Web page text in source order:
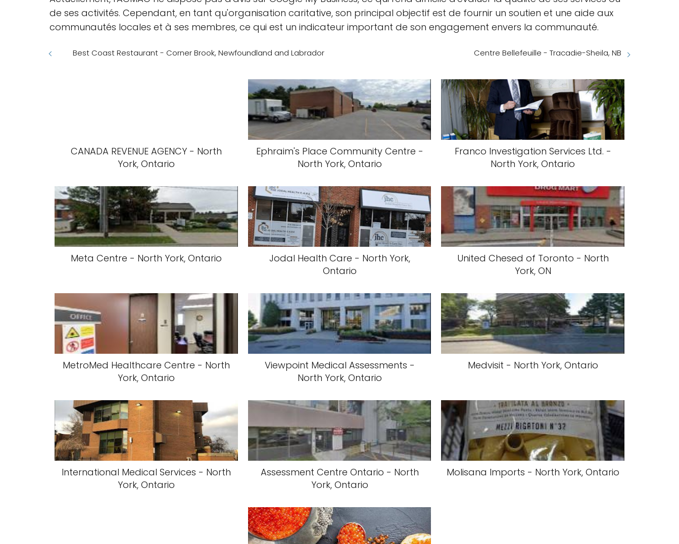
de ses activités. Cependant, en tant qu'organisation caritative, son principal objectif est de fournir un soutien et une aide aux
communautés locales et à ses membres, ce qui est un indicateur important de son engagement envers la communauté.
Best Coast Restaurant - Corner Brook, Newfoundland and Labrador Centre Bellefeuille - Tracadie-Sheila, NB
CANADA REVENUE AGENCY - North
York, Ontario
Ephraim's Place Community Centre -
North York, Ontario
Franco Investigation Services Ltd. -
North York, Ontario
Meta Centre - North York, Ontario
Jodal Health Care - North York,
Ontario
United Chesed of Toronto - North
York, ON
MetroMed Healthcare Centre - North
York, Ontario
Viewpoint Medical Assessments -
North York, Ontario
Medvisit - North York, Ontario
International Medical Services - North
York, Ontario
Assessment Centre Ontario - North
York, Ontario
Molisana Imports - North York, Ontario